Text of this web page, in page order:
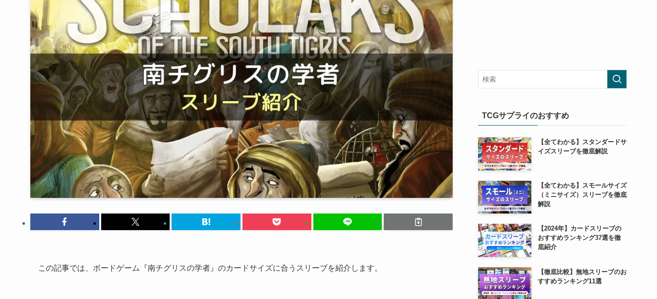
この記事では、ボードゲーム『南チグリスの学者』のカードサイズに合うスリーブを紹介します。
TCGサプライのおすすめ
【全てわかる】スタンダードサ
イズスリーブを徹底解説
【全てわかる】スモールサイズ
（ミニサイズ）スリーブを徹底
解説
【2024年】カードスリーブの
おすすめランキング37選を徹
底紹介
【徹底比較】無地スリーブのお
すすめランキング11選